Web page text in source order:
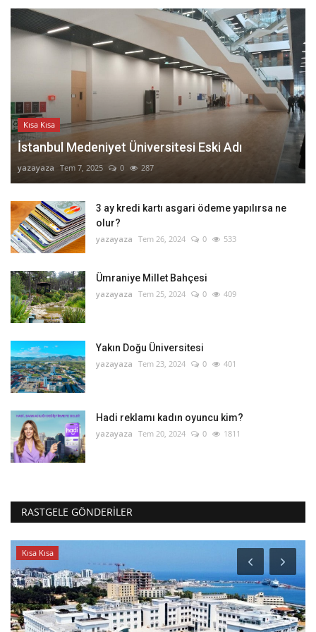
Kısa Kısa
İstanbul Medeniyet Üniversitesi Eski Adı
yazayaza Tem 7, 2025 0 287
3 ay kredi kartı asgari ödeme yapılırsa ne
olur?
yazayaza Tem 26, 2024 0 533
Ümraniye Millet Bahçesi
yazayaza Tem 25, 2024 0 409
Yakın Doğu Üniversitesi
yazayaza Tem 23, 2024 0 401
Hadi reklamı kadın oyuncu kim?
yazayaza Tem 20, 2024 0 1811
RASTGELE GÖNDERILER
Kısa Kısa